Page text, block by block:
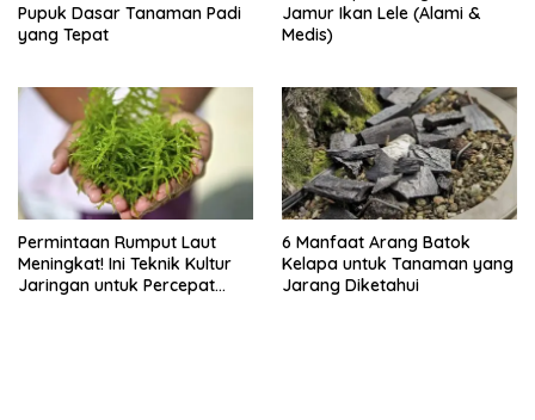
Pupuk Dasar Tanaman Padi
yang Tepat
Jamur Ikan Lele (Alami &
Medis)
Permintaan Rumput Laut
Meningkat! Ini Teknik Kultur
Jaringan untuk Percepat
6 Manfaat Arang Batok
Kelapa untuk Tanaman yang
Jarang Diketahui